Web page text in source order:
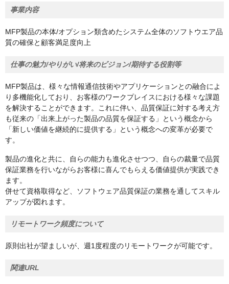
事業内容
MFP製品の本体/オプション類含めたシステム全体のソフトウエア品
質の確保と顧客満足度向上
仕事の魅力/やりがい/将来のビジョン/期待する役割等
MFP製品は、様々な情報通信技術やアプリケーションとの融合によ
り多機能化しており、お客様のワークプレイスにおける様々な課題
を解決することができます。これに伴い、品質保証に対する考え方
も従来の「出来上がった製品の品質を保証する」という概念から
「新しい価値を継続的に提供する」という概念への変革が必要で
す。
製品の進化と共に、自らの能力も進化させつつ、自らの裁量で品質
保証業務を行いながらお客様に喜んでもらえる価値提供が実践でき
ます。
併せて資格取得など、ソフトウェア品質保証の業務を通してスキル
アップが図れます。
リモートワーク頻度について
原則出社が望ましいが、週1度程度のリモートワークが可能です。
関連URL